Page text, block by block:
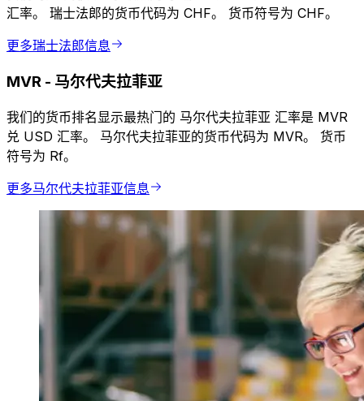
汇率。 瑞士法郎的货币代码为 CHF。 货币符号为 CHF。
更多瑞士法郎信息
MVR - 马尔代夫拉菲亚
我们的货币排名显示最热门的 马尔代夫拉菲亚 汇率是 MVR
兑 USD 汇率。 马尔代夫拉菲亚的货币代码为 MVR。 货币
符号为 Rf。
更多马尔代夫拉菲亚信息